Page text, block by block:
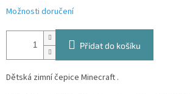
Možnosti doručení
Přidat do košíku
Dětská zimní čepice Minecraft .